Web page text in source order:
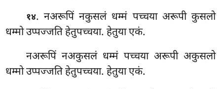
१४. नअरूपिं नकुसलं धम्मं पच्चया अरूपी कुसलो
धम्मो उप्पज्जति हेतुपच्चया. हेतुयाएकं.
नअरूपिं नअकुसलं धम्मं पच्चया अरूपी अकुसलो
धम्मो उप्पज्जति हेतुपच्चया. हेतुया एकं.